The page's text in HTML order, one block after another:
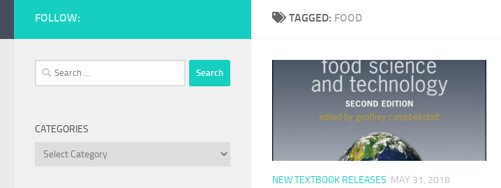
TAGGED: FOOD
NEW TEXTBOOK RELEASES MAY 31, 2018
FOLLOW:
Search
for:
CATEGORIES
Categories